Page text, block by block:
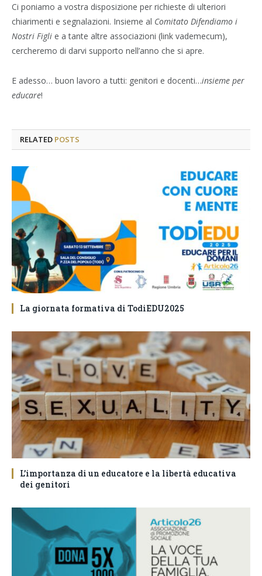
Ci poniamo a vostra disposizione per richieste di ulteriori
chiarimenti e segnalazioni. Insieme al Comitato Difendiamo i
Nostri Figli e a tante altre associazioni (link vademecum),
cercheremo di darvi supporto nell’anno che si apre.
E adesso… buon lavoro a tutti: genitori e docenti…insieme per
educare!
RELATED POSTS
La giornata formativa di TodiEDU2025
L’importanza di un educatore e la libertà educativa
dei genitori